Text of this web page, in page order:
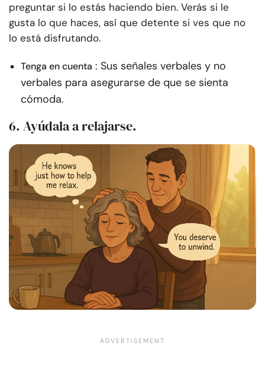
preguntar si lo estás haciendo bien. Verás si le
gusta lo que haces, así que detente si ves que no
lo está disfrutando.
Tenga en cuenta : Sus señales verbales y no
verbales para asegurarse de que se sienta
cómoda.
6. Ayúdala a relajarse.